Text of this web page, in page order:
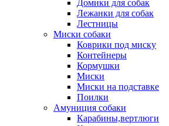
Домики для собак
Лежанки для собак
Лестницы
Миски собаки
Коврики под миску
Контейнеры
Кормушки
Миски
Миски на подставке
Поилки
Амуниция собаки
Карабины,вертлюги